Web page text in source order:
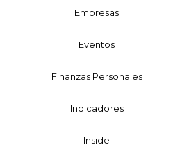
Empresas
Eventos
Finanzas Personales
Indicadores
Inside